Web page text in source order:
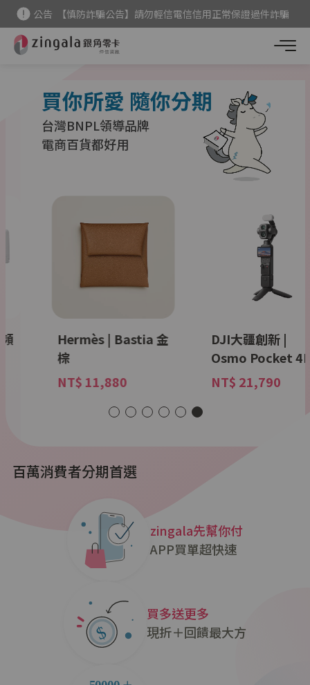
公告
【慎防詐騙公告】請勿輕信電信信用正常保證過件詐騙
新用戶首次下單現折 $200 點我領
買你所愛 隨你分期
台灣BNPL領導品牌
電商百貨都好用
Hermès | Bastia 金
棕
NT$ 11,880
DJI大疆創新 |
Osmo Pocket 4P
NT$ 21,790
百萬消費者分期首選
zingala先幫你付
APP買單超快速
買多送更多
現折＋回饋最大方